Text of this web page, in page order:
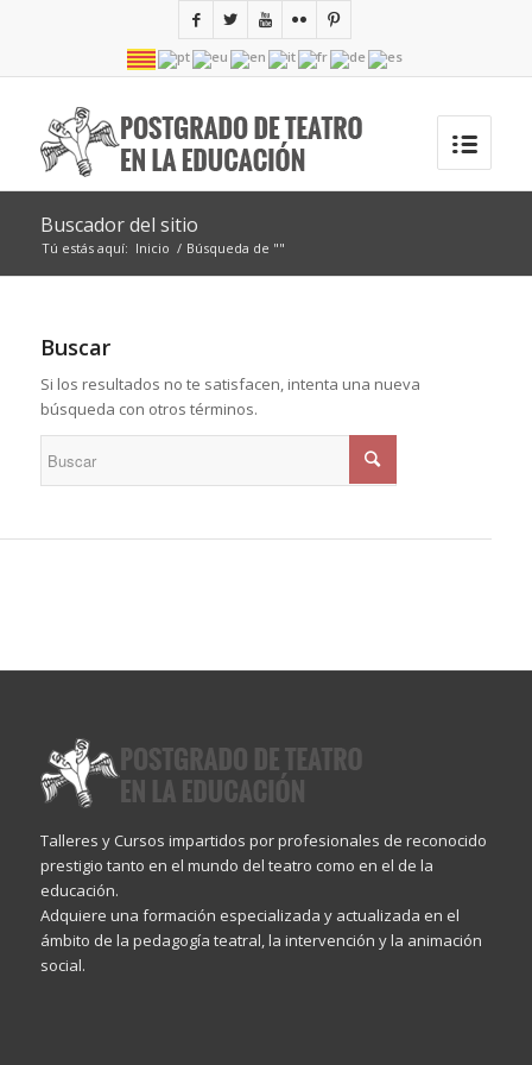
Buscador del sitio
Tú estás aquí: Inicio / Búsqueda de ""
Buscar
Si los resultados no te satisfacen, intenta una nueva
búsqueda con otros términos.
Talleres y Cursos impartidos por profesionales de reconocido
prestigio tanto en el mundo del teatro como en el de la
educación.
Adquiere una formación especializada y actualizada en el
ámbito de la pedagogía teatral, la intervención y la animación
social.